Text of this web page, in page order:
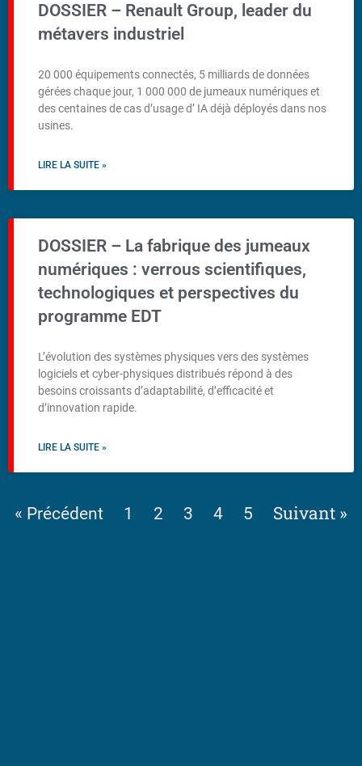
DOSSIER – Renault Group, leader du
métavers industriel
20 000 équipements connectés, 5 milliards de données
gérées chaque jour, 1 000 000 de jumeaux numériques et
des centaines de cas d’usage d’ IA déjà déployés dans nos
usines.
LIRE LA SUITE »
DOSSIER – La fabrique des jumeaux
numériques : verrous scientifiques,
technologiques et perspectives du
programme EDT
L’évolution des systèmes physiques vers des systèmes
logiciels et cyber-physiques distribués répond à des
besoins croissants d’adaptabilité, d’efficacité et
d’innovation rapide.
LIRE LA SUITE »
« Précédent 1 2 3 4 5 Suivant »